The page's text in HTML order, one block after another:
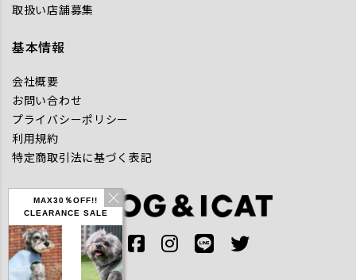
MAX30％OFF!!
CLEARANCE SALE
取扱い店舗募集
基本情報
会社概要
お問い合わせ
プライバシーポリシー
利用規約
特定商取引法に基づく表記